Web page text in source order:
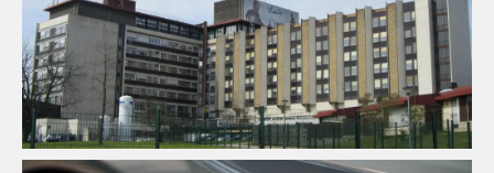
Économie De La Construction Fluides Santé Structure